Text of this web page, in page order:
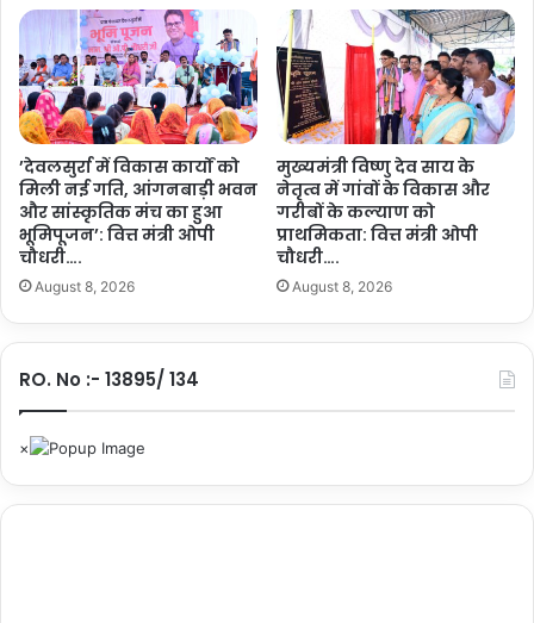
संख्या में आए स्वयंसेवक उपस्थित थे।
यह भी पढ़ें :- मुख्यमंत्री विष्णु देव साय ने चंद्र ग्रहण से पहले निभाई
परंपरा, गौ माता को खिलाया गुड़-रोटी….
शेयर करें :-
More
जी
स
टी
द
रों
में
क
टौ
ती
का
ला
…
’देवलसुर्रा में विकास कार्यों को
मिली नई गति, आंगनबाड़ी भवन
और सांस्कृतिक मंच का हुआ
भूमिपूजन’: वित्त मंत्री ओपी
चौधरी….
August 8, 2026
मुख्यमंत्री विष्णु देव साय के
नेतृत्व में गांवों के विकास और
गरीबों के कल्याण को
प्राथमिकता: वित्त मंत्री ओपी
चौधरी….
August 8, 2026
RO. No :- 13895/ 134